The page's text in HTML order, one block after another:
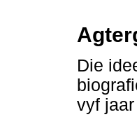
Die
vyf